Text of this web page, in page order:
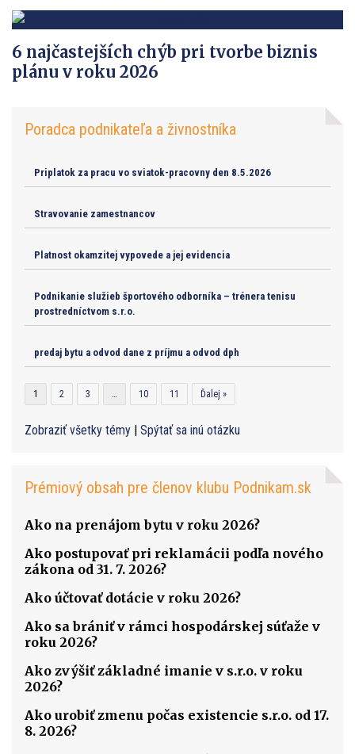
6 najčastejších chýb pri tvorbe biznis
plánu v roku 2026
Poradca podnikateľa a živnostníka
Priplatok za pracu vo sviatok-pracovny den 8.5.2026
Stravovanie zamestnancov
Platnost okamzitej vypovede a jej evidencia
Podnikanie služieb športového odborníka – trénera tenisu
prostredníctvom s.r.o.
predaj bytu a odvod dane z príjmu a odvod dph
1 2 3 … 10 11 Ďalej »
Zobraziť všetky témy Spýtať sa inú otázku
Prémiový obsah pre členov klubu Podnikam.sk
Ako na prenájom bytu v roku 2026?
Ako postupovať pri reklamácii podľa nového
zákona od 31. 7. 2026?
Ako účtovať dotácie v roku 2026?
Ako sa brániť v rámci hospodárskej súťaže v
roku 2026?
Ako zvýšiť základné imanie v s.r.o. v roku
2026?
Ako urobiť zmenu počas existencie s.r.o. od 17.
8. 2026?